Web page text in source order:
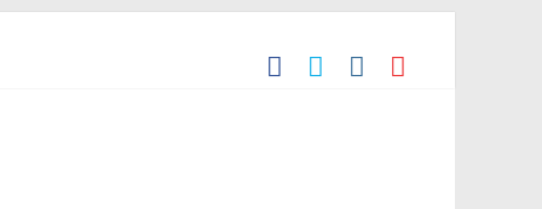
Global Benchmark for Quality Jewellery